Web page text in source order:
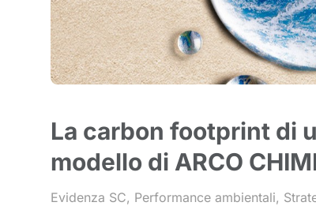
La carbon footprint di
modello di ARCO
Evidenza SC, Performance ambientali,